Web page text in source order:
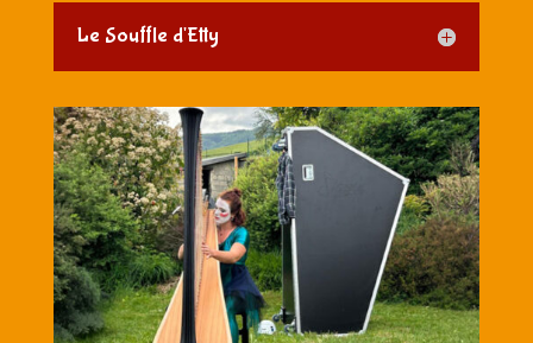
Le Souffle d'Etty